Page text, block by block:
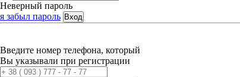
Неверный пароль
я забыл пароль Вход
Введите номер телефона, который
Вы указывали при регистрации